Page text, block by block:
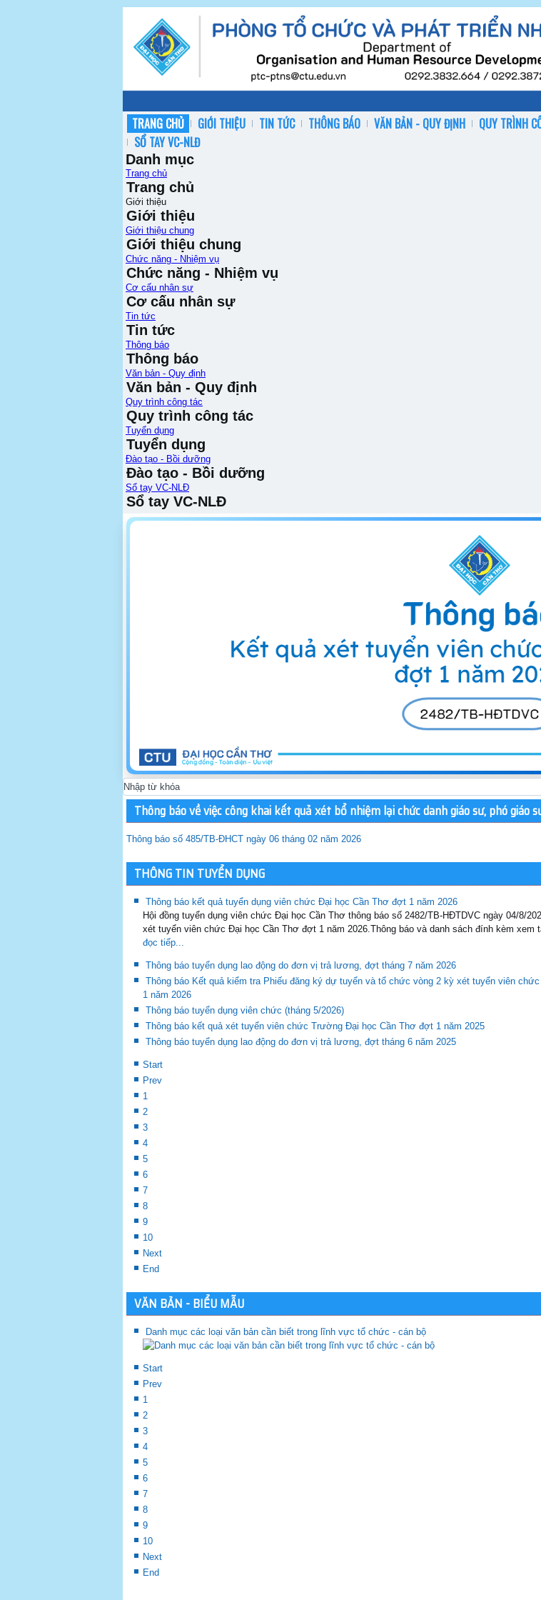
TRANG CHỦ GIỚI THIỆU TIN TỨC THÔNG BÁO VĂN BẢN - QUY ĐỊNH QUY TRÌNH
SỔ TAY VC-NLĐ
Danh mục
Trang chủ
Trang chủ
Giới thiệu
Giới thiệu
Giới thiệu chung
Giới thiệu chung
Chức năng - Nhiệm vụ
Chức năng - Nhiệm vụ
Cơ cấu nhân sự
Cơ cấu nhân sự
Tin tức
Tin tức
Thông báo
Thông báo
Văn bản - Quy định
Văn bản - Quy định
Quy trình công tác
Quy trình công tác
Tuyển dụng
Tuyển dụng
Đào tạo - Bồi dưỡng
Đào tạo - Bồi dưỡng
Sổ tay VC-NLĐ
Sổ tay VC-NLĐ
Thông báo về việc công khai kết quả xét bổ nhiệm lại chức danh giáo sư, phó giáo
Thông báo số 485/TB-ĐHCT ngày 06 tháng 02 năm 2026
THÔNG TIN TUYỂN DỤNG
Thông báo kết quả tuyển dụng viên chức Đại học Cần Thơ đợt 1 năm 2026
Hội đồng tuyển dụng viên chức Đại học Cần Thơ thông báo số 2482/TB-HĐTDVC ngày 04/8/
xét tuyển viên chức Đại học Cần Thơ đợt 1 năm 2026.Thông báo và danh sách đính kèm xem
đọc tiếp...
Thông báo tuyển dụng lao động do đơn vị trả lương, đợt tháng 7 năm 2026
Thông báo Kết quả kiểm tra Phiếu đăng ký dự tuyển và tổ chức vòng 2 kỳ xét tuyển viên
1 năm 2026
Thông báo tuyển dụng viên chức (tháng 5/2026)
Thông báo kết quả xét tuyển viên chức Trường Đại học Cần Thơ đợt 1 năm 2025
Thông báo tuyển dụng lao động do đơn vị trả lương, đợt tháng 6 năm 2025
Start
Prev
1
2
3
4
5
6
7
8
9
10
Next
End
VĂN BẢN - BIỂU MẪU
Danh mục các loại văn bản cần biết trong lĩnh vực tổ chức - cán bộ
Start
Prev
1
2
3
4
5
6
7
8
9
10
Next
End